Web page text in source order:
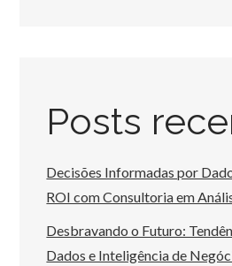
Posts
Decisões Informadas por
ROI com Consultoria em
Desbravando o Futuro:
Dados e Inteligência de